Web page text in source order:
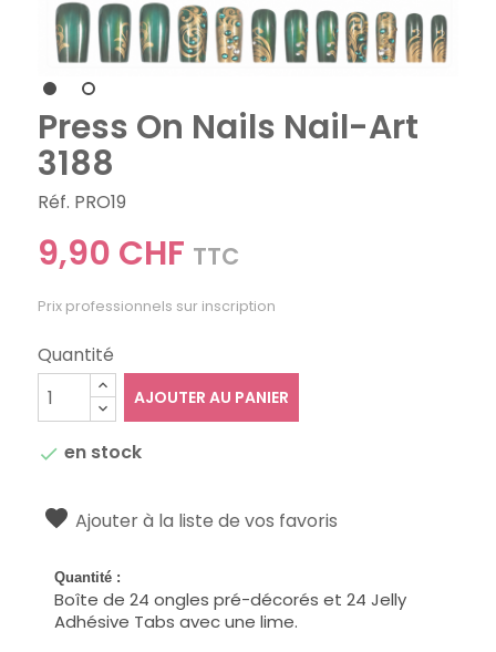
Press On Nails Nail-Art
3188
Réf. PRO19
9,90 CHF TTC
Prix professionnels sur inscription
Quantité
AJOUTER AU PANIER
 en stock
Ajouter à la liste de vos favoris
Quantité :
Boîte de 24 ongles pré-décorés et 24 Jelly
Adhésive Tabs avec une lime.